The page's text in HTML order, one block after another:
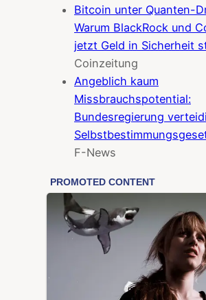
Bitcoin unter Quanten-
Warum BlackRock und
jetzt Geld in Sicherheit
Coinzeitung
Angeblich kaum
Missbrauchspotential:
Bundesregierung
F-News